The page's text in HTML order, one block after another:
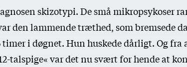
skizotypi. De små mikropsykoser
den lammende træthed, som bremsede
timer i døgnet. Hun huskede dårligt. Og fra
talspige« var det nu svært for hende at